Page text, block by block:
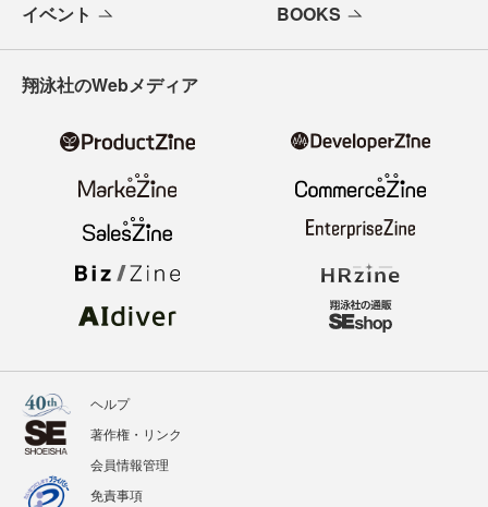
イベント BOOKS
翔泳社のWebメディア
ヘルプ
著作権・リンク
会員情報管理
免責事項